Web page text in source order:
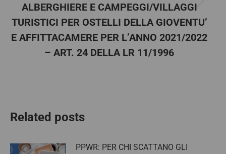
Next
post:
ALBERGHIERE E CAMPEGGI/VILLAGGI
TURISTICI PER OSTELLI DELLA GIOVENTU’
E AFFITTACAMERE PER L’ANNO 2021/2022
– ART. 24 DELLA LR 11/1996
Related posts
PPWR: PER CHI SCATTANO GLI